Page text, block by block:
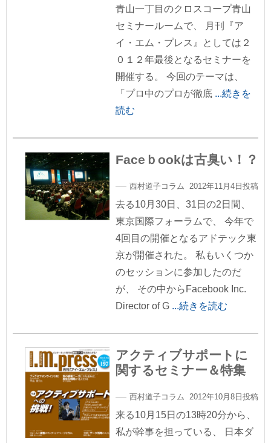
青山一丁目のクロスコープ青山
セミナールームで、 月刊『ア
イ・エム・プレス』としては２
０１２年最後となるセミナーを
開催する。 今回のテーマは、
「プロ中のプロが徹底 ...続きを
読む
Faceｂookは古臭い！？
西村道子コラム 2012年11月4日投稿
去る10月30日、31日の2日間、
東京国際フォーラムで、 今年で
4回目の開催となるアドテック東
京が開催された。 私もいくつか
のセッションに参加したのだ
が、 その中からFacebook Inc.
Director of G ...続きを読む
アクティブサポートに
関するセミナー＆特集
西村道子コラム 2012年10月8日投稿
来る10月15日の13時20分から、
私が幹事を担っている、 日本ダ